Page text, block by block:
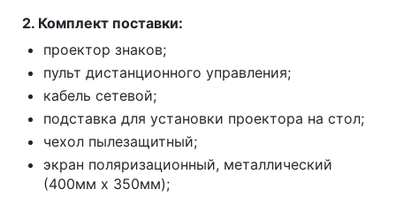
2. Комплект поставки:
проектор знаков;
пульт дистанционного управления;
кабель сетевой;
подставка для установки проектора на стол;
чехол пылезащитный;
экран поляризационный, металлический
(400мм x 350мм);